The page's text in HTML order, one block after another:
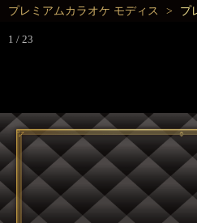
プレミアムカラオケ モディス プ
1 / 23